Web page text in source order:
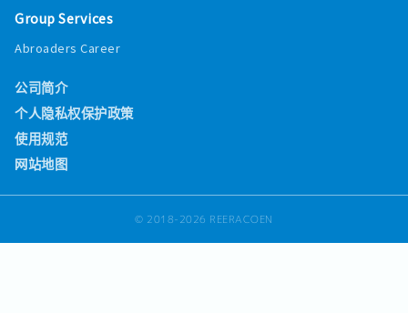
Group Services
Abroaders Career
公司简介
个人隐私权保护政策
使用规范
网站地图
© 2018-2026 REERACOEN